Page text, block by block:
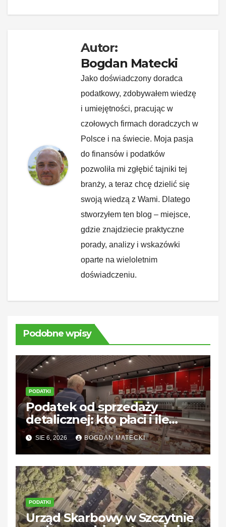
k
Autor:
Bogdan Matecki
Jako doświadczony doradca
podatkowy, zdobywałem wiedzę
i umiejętności, pracując w
czołowych firmach doradczych w
Polsce i na świecie. Moja pasja
do finansów i podatków
pozwoliła mi zgłębić tajniki tej
branży, a teraz chcę dzielić się
swoją wiedzą z Wami. Dlatego
stworzyłem ten blog – miejsce,
gdzie znajdziecie praktyczne
porady, analizy i wskazówki
oparte na wieloletnim
doświadczeniu.
Podobne wpisy
PODATKI
Podatek od sprzedaży
detalicznej: kto płaci i ile
wynosi?
SIE 6, 2026 BOGDAN MATECKI
PODATKI
Urząd Skarbowy w Szczytnie